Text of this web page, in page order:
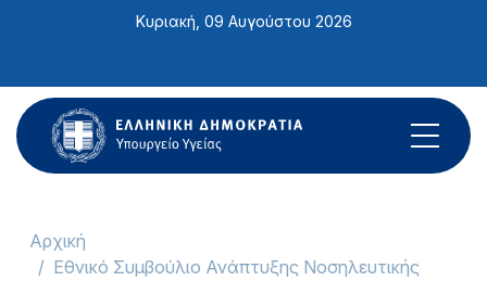
ιστότοπος
περιλαμβάνει
ένα
σύστημα
Κυριακή, 09 Αυγούστου 2026
Αρχική
Εθνικό Συμβούλιο Ανάπτυξης Νοσηλευτικής